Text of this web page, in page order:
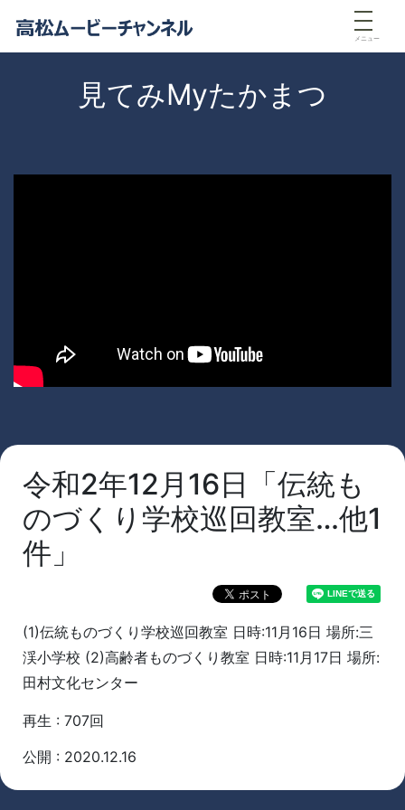
メニュー
見てみMyたかまつ
令和2年12月16日「伝統も
のづくり学校巡回教室…他1
件」
(1)伝統ものづくり学校巡回教室 日時:11月16日 場所:三
渓小学校 (2)高齢者ものづくり教室 日時:11月17日 場所:
田村文化センター
再生 : 707回
公開 : 2020.12.16